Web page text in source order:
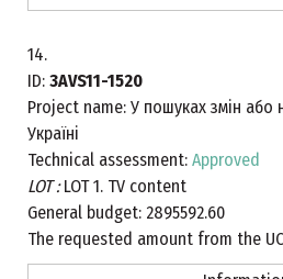
14.
ID: 3AVS11-1520
Project name: У пошуках змін або
Україні
Technical assessment: Approved
LOT :LOT 1. TV content
General budget: 2895592.60
The requested amount from the